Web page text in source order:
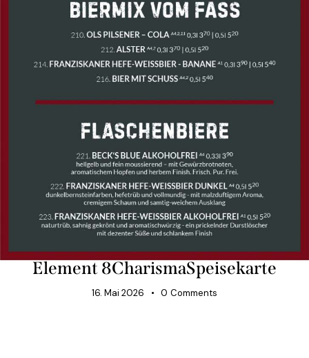
Element 8CharismaSpeisekarte
16. Mai 2026 0 Comments